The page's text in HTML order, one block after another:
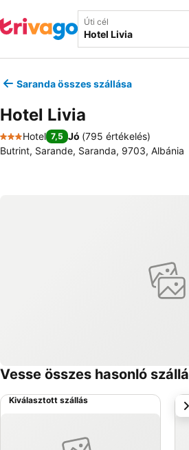
Úti cél
Saranda összes szállása
Hotel Livia
3 Kategória
Hotel 7,5 Jó (795 értékelés)
Butrint, Sarande, Saranda, 9703, Albánia
Vesse összes hasonló
Kiválasztott szállás